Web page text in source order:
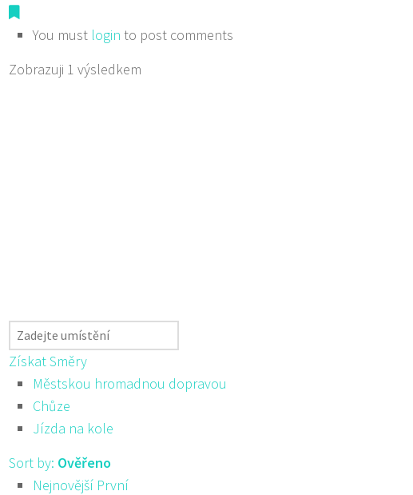
You must login to post comments
Zobrazuji 1 výsledkem
Získat Směry
Městskou hromadnou dopravou
Chůze
Jízda na kole
Sort by: Ověřeno
Nejnovější První